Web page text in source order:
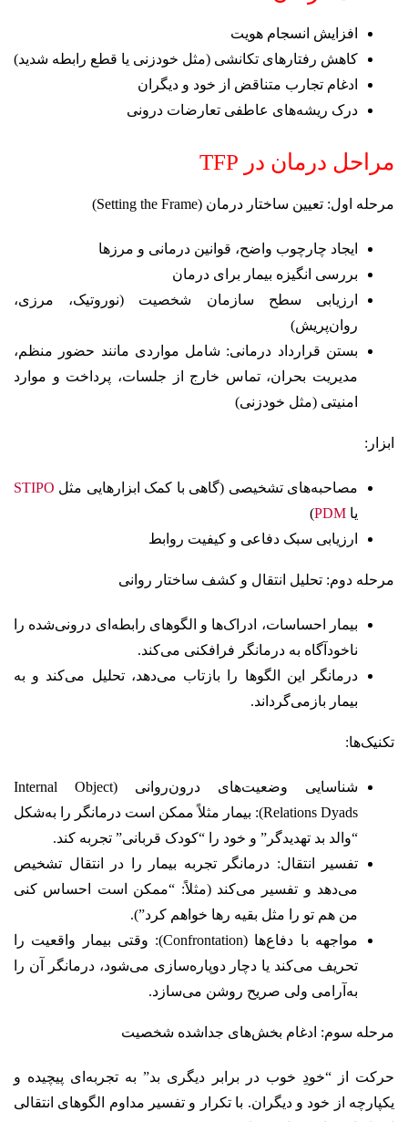
افزایش انسجام هویت
کاهش رفتارهای تکانشی (مثل خودزنی یا قطع رابطه شدید)
ادغام تجارب متناقض از خود و دیگران
درک ریشه‌های عاطفی تعارضات درونی
مراحل درمان در TFP
مرحله اول: تعیین ساختار درمان (Setting the Frame)
ایجاد چارچوب واضح، قوانین درمانی و مرزها
بررسی انگیزه بیمار برای درمان
ارزیابی سطح سازمان شخصیت (نوروتیک، مرزی،
روان‌پریش)
بستن قرارداد درمانی: شامل مواردی مانند حضور منظم،
مدیریت بحران، تماس خارج از جلسات، پرداخت و موارد
امنیتی (مثل خودزنی)
ابزار:
مصاحبه‌های تشخیصی (گاهی با کمک ابزارهایی مثل STIPO
یا PDM
)
ارزیابی سبک دفاعی و کیفیت روابط
مرحله دوم: تحلیل انتقال و کشف ساختار روانی
بیمار احساسات، ادراک‌ها و الگوهای رابطه‌ای درونی‌شده را
ناخودآگاه به درمانگر فرافکنی می‌کند.
درمانگر این الگوها را بازتاب می‌دهد، تحلیل می‌کند و به
بیمار بازمی‌گرداند.
تکنیک‌ها:
شناسایی وضعیت‌های درون‌روانی (Internal Object
Relations Dyads): بیمار مثلاً ممکن است درمانگر را به‌شکل
“والد بد تهدیدگر” و خود را “کودک قربانی” تجربه کند.
تفسیر انتقال: درمانگر تجربه بیمار را در انتقال تشخیص
می‌دهد و تفسیر می‌کند (مثلاً: “ممکن است احساس کنی
من هم تو را مثل بقیه رها خواهم کرد”).
مواجهه با دفاع‌ها (Confrontation): وقتی بیمار واقعیت را
تحریف می‌کند یا دچار دوپاره‌سازی می‌شود، درمانگر آن را
به‌آرامی ولی صریح روشن می‌سازد.
مرحله سوم: ادغام بخش‌های جداشده شخصیت
حرکت از “خودِ خوب در برابر دیگری بد” به تجربه‌ای پیچیده و
یکپارچه از خود و دیگران. با تکرار و تفسیر مداوم الگوهای انتقالی